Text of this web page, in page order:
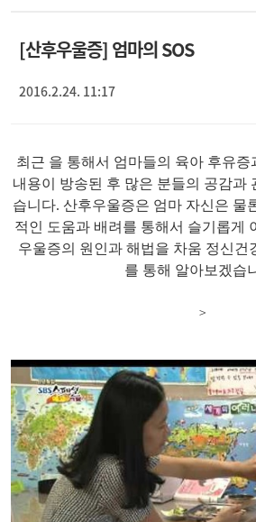
[산후우울증] 엄마의 SOS
2016.2.24. 11:17
최근 을 통해서 엄마들의 육아 후유
내용이 방송된 후 많은 분들의 공감과
습니다. 산후우울증은 엄마 자신은 물
적인 도움과 배려를 통해서 슬기롭게
우울증의 원인과 해법을 차움 정신건
를 통해 알아보겠습
>